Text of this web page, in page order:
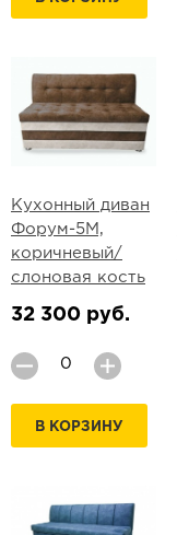
Кухонный диван
Форум-5М,
коричневый/
слоновая кость
32 300 руб.
В КОРЗИНУ